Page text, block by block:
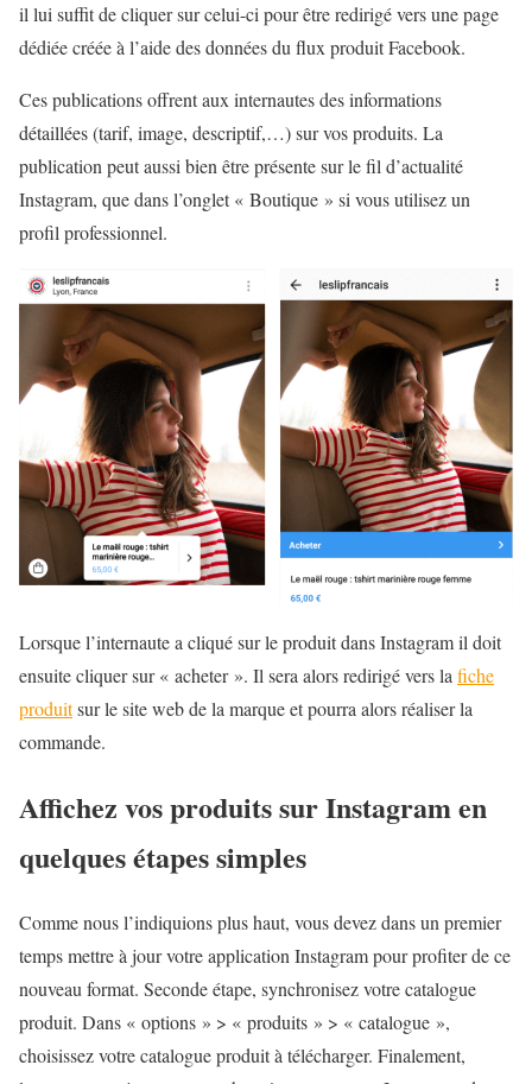
il lui suffit de cliquer sur celui-ci pour être redirigé vers une page
dédiée créée à l’aide des données du flux produit Facebook.
Ces publications offrent aux internautes des informations
détaillées (tarif, image, descriptif,…) sur vos produits. La
publication peut aussi bien être présente sur le fil d’actualité
Instagram, que dans l’onglet « Boutique » si vous utilisez un
profil professionnel.
Lorsque l’internaute a cliqué sur le produit dans Instagram il doit
ensuite cliquer sur « acheter ». Il sera alors redirigé vers la fiche
produitsur le site web de la marque et pourra alors réaliser la
commande.
Affichez vos produits sur Instagram en
quelques étapes simples
Comme nous l’indiquions plus haut, vous devez dans un premier
temps mettre à jour votre application Instagram pour profiter de ce
nouveau format. Seconde étape, synchronisez votre catalogue
produit. Dans « options » > « produits » > « catalogue »,
choisissez votre catalogue produit à télécharger. Finalement,